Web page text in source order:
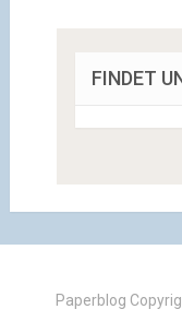
FINDET
Paperblog